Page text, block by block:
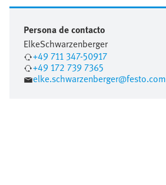
Persona de contacto
ElkeSchwarzenberger
+49 711 347-50917
+49 172 739 7365
elke.schwarzenberger@festo.com